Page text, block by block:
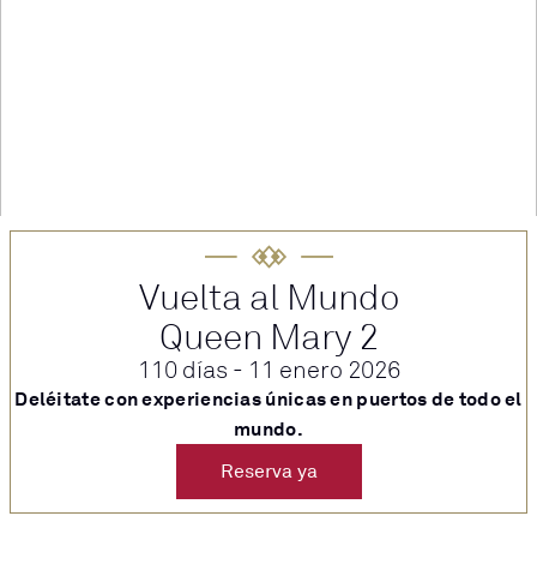
Vuelta al Mundo
Queen Mary 2
110 días - 11 enero 2026
Deléitate con experiencias únicas en puertos de todo el
mundo.​
Reserva ya